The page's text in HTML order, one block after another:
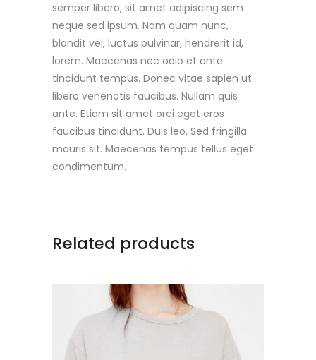
semper libero, sit amet adipiscing sem
neque sed ipsum. Nam quam nunc,
blandit vel, luctus pulvinar, hendrerit id,
lorem. Maecenas nec odio et ante
tincidunt tempus. Donec vitae sapien ut
libero venenatis faucibus. Nullam quis
ante. Etiam sit amet orci eget eros
faucibus tincidunt. Duis leo. Sed fringilla
mauris sit. Maecenas tempus tellus eget
condimentum.
Related products